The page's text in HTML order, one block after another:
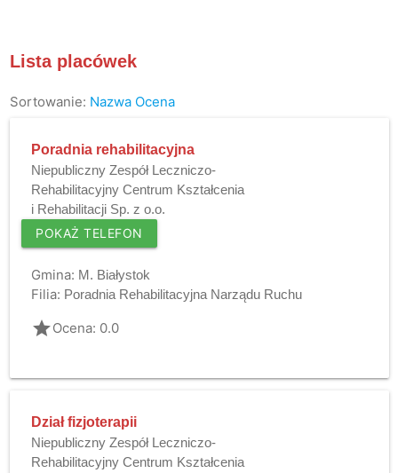
Lista placówek
Sortowanie: Nazwa Ocena
Poradnia rehabilitacyjna
Niepubliczny Zespół Leczniczo-
Rehabilitacyjny Centrum Kształcenia
i Rehabilitacji Sp. z o.o.
POKAŻ TELEFON
Gmina: M. Białystok
Filia: Poradnia Rehabilitacyjna Narządu Ruchu
gradeOcena: 0.0
Dział fizjoterapii
Niepubliczny Zespół Leczniczo-
Rehabilitacyjny Centrum Kształcenia